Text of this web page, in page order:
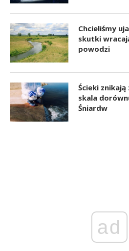
Chcieliśmy
skutki
powodzi
Ścieki
skala
Śniardw
ad